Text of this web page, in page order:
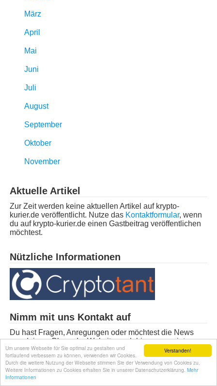
Verstanden!
Um unsere Webseite für Sie optimal zu gestalten und
fortlaufend verbessern zu können, verwenden wir Cookies.
Durch die weitere Nutzung der Webseite stimmen Sie der Verwendung von Cookies zu.
Weitere Informationen zu Cookies erhalten Sie in unserer Datenschutzerklärung. Mehr
Informationen
März
April
Mai
Juni
Juli
August
September
Oktober
November
Aktuelle Artikel
Zur Zeit werden keine aktuellen Artikel auf krypto-
kurier.de veröffentlicht. Nutze das Kontaktformular, wenn
du auf krypto-kurier.de einen Gastbeitrag veröffentlichen
möchtest.
Nützliche Informationen
Nimm mit uns Kontakt auf
Du hast Fragen, Anregungen oder möchtest die News
aus deinem Blog oder Website auch hier angezeigt
haben? Schreib uns einfach über das
Kontaktformular
eine kurze Nachricht.